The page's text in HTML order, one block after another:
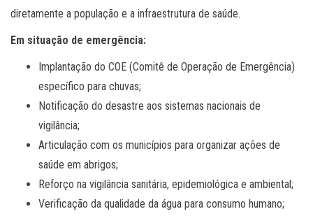
diretamente a população e a infraestrutura de saúde.
Em situação de emergência:
Implantação do COE (Comitê de Operação de Emergência)
específico para chuvas;
Notificação do desastre aos sistemas nacionais de
vigilância;
Articulação com os municípios para organizar ações de
saúde em abrigos;
Reforço na vigilância sanitária, epidemiológica e ambiental;
Verificação da qualidade da água para consumo humano;